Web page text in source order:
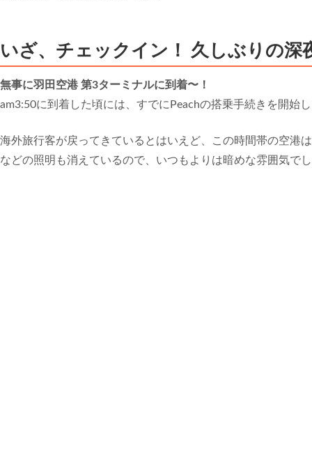
いざ、チェックイン！ 久しぶりの
無事に羽田空港 第3ターミナルに到着〜！
am3:50に到着した頃には、すでにPeachの搭乗手続きを開始
海外旅行客が戻ってきているとはいえど、この時間帯の空港
などの照明も消えているので、いつもよりは暗めな雰囲気で